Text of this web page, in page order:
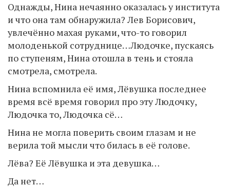
Однажды, Нина нечаянно оказалась у института
и что она там обнаружила? Лев Борисович,
увлечённо махая руками, что-то говорил
молоденькой сотруднице…Людочке, пускаясь
по ступеням, Нина отошла в тень и стояла
смотрела, смотрела.
Нина вспомнила её имя, Лёвушка последнее
время всё время говорил про эту Людочку,
Людочка то, Людочка сё…
Нина не могла поверить своим глазам и не
верила той мысли что билась в её голове.
Лёва? Её Лёвушка и эта девушка…
Да нет…